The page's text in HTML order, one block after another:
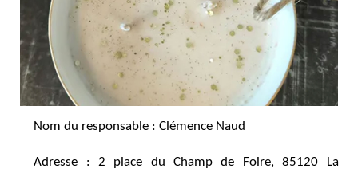
Nom du responsable : Clémence Naud
Adresse : 2 place du Champ de Foire, 85120 La